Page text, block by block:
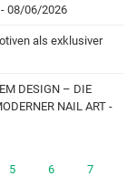
08/06/2026
als exklusiver
DESIGN – DIE
NAIL ART -
5 6 7